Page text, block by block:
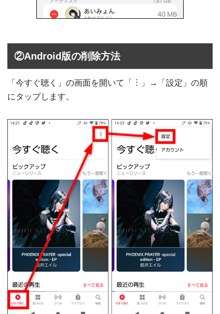
②Android版の削除方法
「今すぐ聴く」の画面を開いて「︙」→「設定」の順
にタップします。